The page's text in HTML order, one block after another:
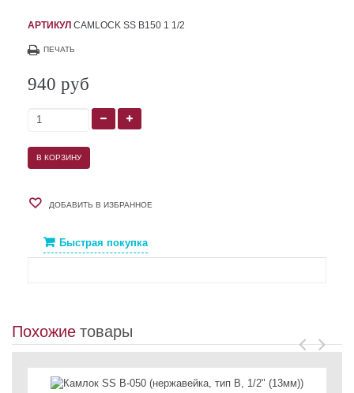
АРТИКУЛ CAMLOCK SS B150 1 1/2
ПЕЧАТЬ
940 руб
В КОРЗИНУ
ДОБАВИТЬ В ИЗБРАННОЕ
Быстрая покупка
Похожие товары